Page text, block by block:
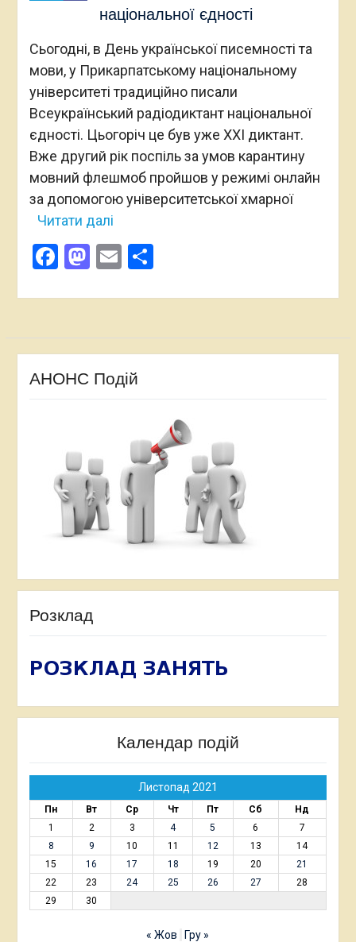
національної єдності
Сьогодні, в День української писемності та
мови, у Прикарпатському національному
університеті традиційно писали
Всеукраїнський радіодиктант національної
єдності. Цьогоріч це був уже ХХІ диктант.
Вже другий рік поспіль за умов карантину
мовний флешмоб пройшов у режимі онлайн
за допомогою університетської хмарної
Читати далі
Facebook
Mastodon
EmailПоділитися
АНОНС Подій
Розклад
Календар подій
Листопад 2021
Пн Вт Ср Чт Пт Сб
Нд
1
2 3 4 5 6
7
8
9 10 11 12 13
14
15
16 17 18 19 20
21
22
23 24 25 26 27
28
29
30
« Жов Гру »